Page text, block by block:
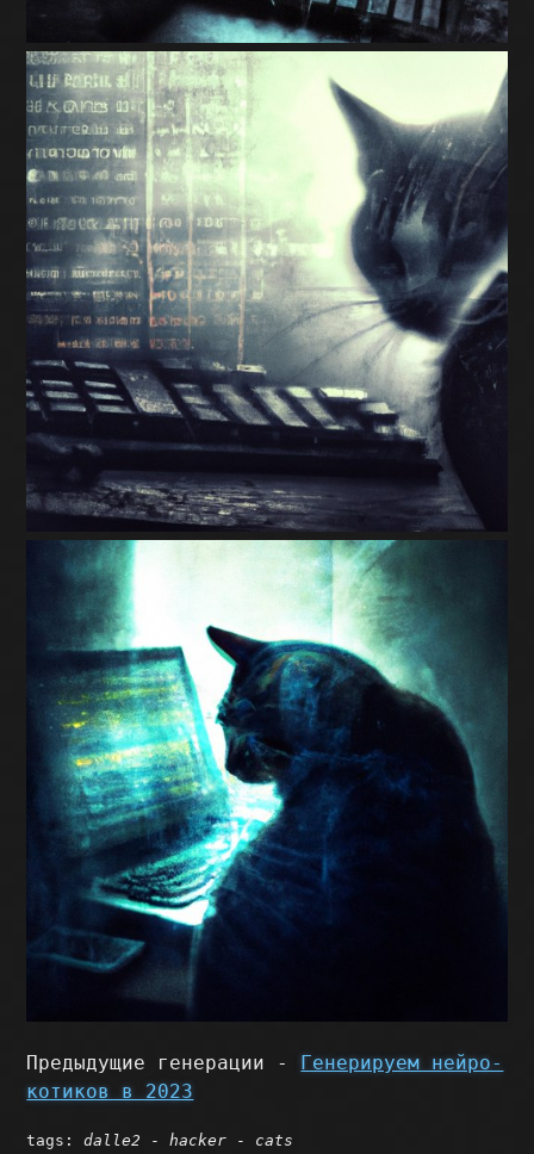
Предыдущие генерации - Генерируем нейро-
котиков в 2023
tags:dalle2 -hacker - cats